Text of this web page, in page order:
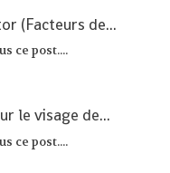
(Facteurs de...
ce post....
le visage de...
ce post....